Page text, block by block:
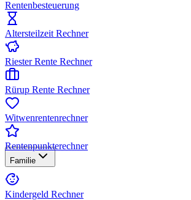
Rentenbesteuerung
Altersteilzeit Rechner
Riester Rente Rechner
Rürup Rente Rechner
Witwenrentenrechner
Rentenpunkterechner
Familie
Kindergeld Rechner